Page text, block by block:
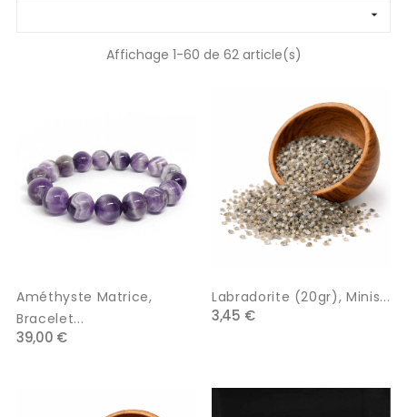

Affichage 1-60 de 62 article(s)
Améthyste Matrice,
Bracelet...
39,00 €
Labradorite (20gr), Minis...
3,45 €